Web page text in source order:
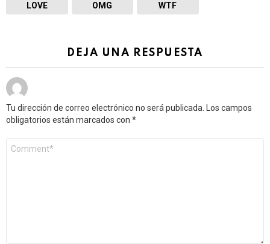
LOVE OMG WTF
DEJA UNA RESPUESTA
Tu dirección de correo electrónico no será publicada. Los campos
obligatorios están marcados con *